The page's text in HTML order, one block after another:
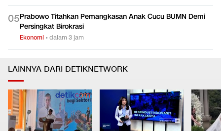
04
Beberapa Bulan
Ekonomi•dalam 6 jam
Ekonomi •dalam 3 jam
LAINNYA DARI DETIKNETWORK